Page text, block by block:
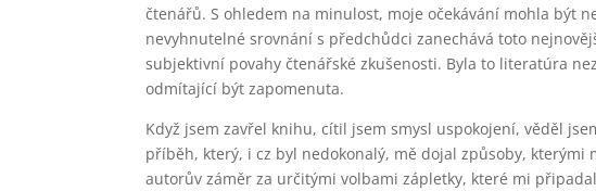
čtenářů. S ohledem na minulost, moje očekávání mohla být
nevyhnutelné srovnání s předchůdci zanechává toto
subjektivní povahy čtenářské zkušenosti. Byla to literatúra
odmítající být zapomenuta.
Když jsem zavřel knihu, cítil jsem smysl uspokojení, věděl
příběh, který, i cz byl nedokonalý, mě dojal způsoby, kterými
autorův záměr za určitými volbami zápletky, které mi